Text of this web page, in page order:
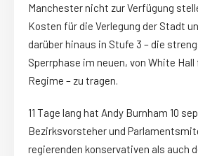
Manchester nicht zur Verfügung
Kosten für die Verlegung der Stadt
darüber hinaus in Stufe 3 – die
Sperrphase im neuen, von White
Regime – zu tragen.
11 Tage lang hat Andy Burnham 10
Bezirksvorsteher und
regierenden konservativen als auch